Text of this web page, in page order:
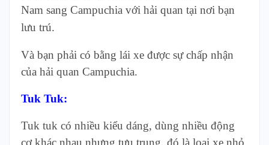
Nam sang Campuchia với hải quan tại nơi bạn
lưu trú.
Và bạn phải có bằng lái xe được sự chấp nhận
của hải quan Campuchia.
Tuk Tuk:
Tuk tuk có nhiều kiểu dáng, dùng nhiều động